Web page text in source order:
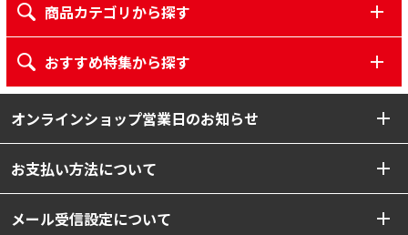
商品カテゴリから探す
おすすめ特集から探す
オンラインショップ営業日のお知らせ
お支払い方法について
メール受信設定について